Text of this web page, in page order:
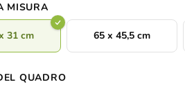
MISURA
31 cm 65 x 45,5 cm
QUADRO